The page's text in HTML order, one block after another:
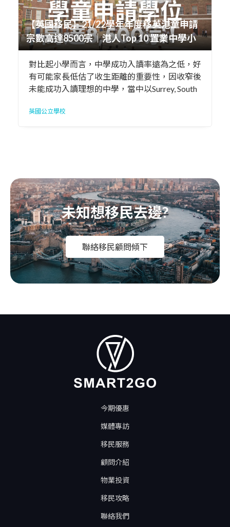
【英國移民】21/22學年年度移英港童申請
宗數高達8500宗｜港人Top 10 置業中學小
校網全面睇
對比起小學而言，中學成功入讀率遠為之低，好
有可能家長低估了收生距離的重要性，因收窄後
未能成功入讀理想的中學，當中以Surrey, South
於80%。家長謹記定居時要考慮收生校網的距
英國公立學校
未知想移民去邊?
聯絡移民顧問傾下
今期優惠
媒體專訪
移民服務
顧問介紹
物業投資
移民攻略
聯絡我們